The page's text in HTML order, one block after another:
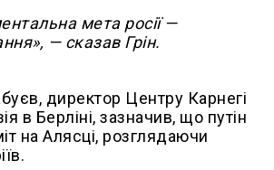
мета росії —
— сказав Грін.
директор Центру Карнегі
в Берліні, зазначив, що путін
на Алясці, розглядаючи